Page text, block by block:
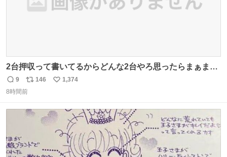
2台押収って書いてるからどんな2台やろ思ったらまぁまぁ
へんてこな1台押収してて笑い止まらん
返
信
9
リ
ポ
ト
146
い
数
1,374
8時間前